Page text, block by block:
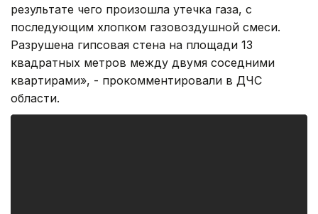
результате чего произошла утечка газа, с
последующим хлопком газовоздушной смеси.
Разрушена гипсовая стена на площади 13
квадратных метров между двумя соседними
квартирами», - прокомментировали в ДЧС
области.